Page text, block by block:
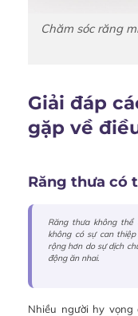
Chăm sóc răng
Giải đáp
gặp về
Răng thưa có
Răng thưa không thể
không có sự can
rộng hơn do sự dịch
động ăn nhai.
Nhiều người hy